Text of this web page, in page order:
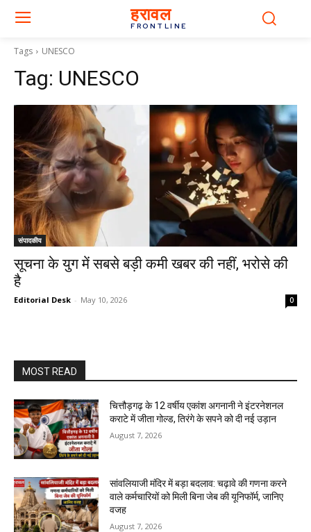
हरावल
FRONTLINE
Tags UNESCO
Tag: UNESCO
संपादकीय
सूचना के युग में सबसे बड़ी कमी खबर की नहीं, भरोसे की
है
Editorial Desk - May 10, 2026 0
MOST READ
चित्तौड़गढ़ के 12 वर्षीय एकांश अगनानी ने इंटरनेशनल
कराटे में जीता गोल्ड, तिरंगे के सपने को दी नई उड़ान
August 7, 2026
सांवलियाजी मंदिर में बड़ा बदलाव: चढ़ावे की गणना करने
वाले कर्मचारियों को मिली बिना जेब की यूनिफॉर्म, जानिए
वजह
August 7, 2026